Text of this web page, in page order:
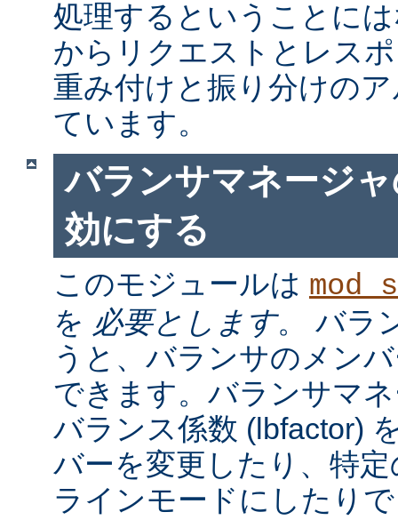
処理するということに
からリクエストとレス
重み付けと振り分けの
ています。
バランサマネージ
効にする
このモジュールは
を 必要とします。 バラ
うと、バランサのメン
できます。バランサマ
バランス係数 (lbfactor)
バーを変更したり、特
ラインモードにしたり